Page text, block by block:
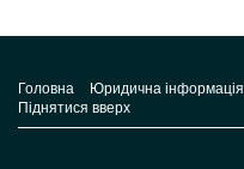
Головна Юридична інформація
Піднятися вверх